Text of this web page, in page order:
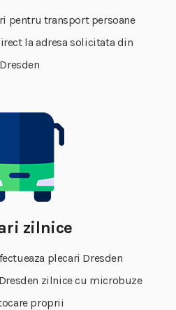
pentru transport persoane
la adresa solicitata din
Dresden
zilnice
plecari Dresden
zilnice cu microbuze
proprii